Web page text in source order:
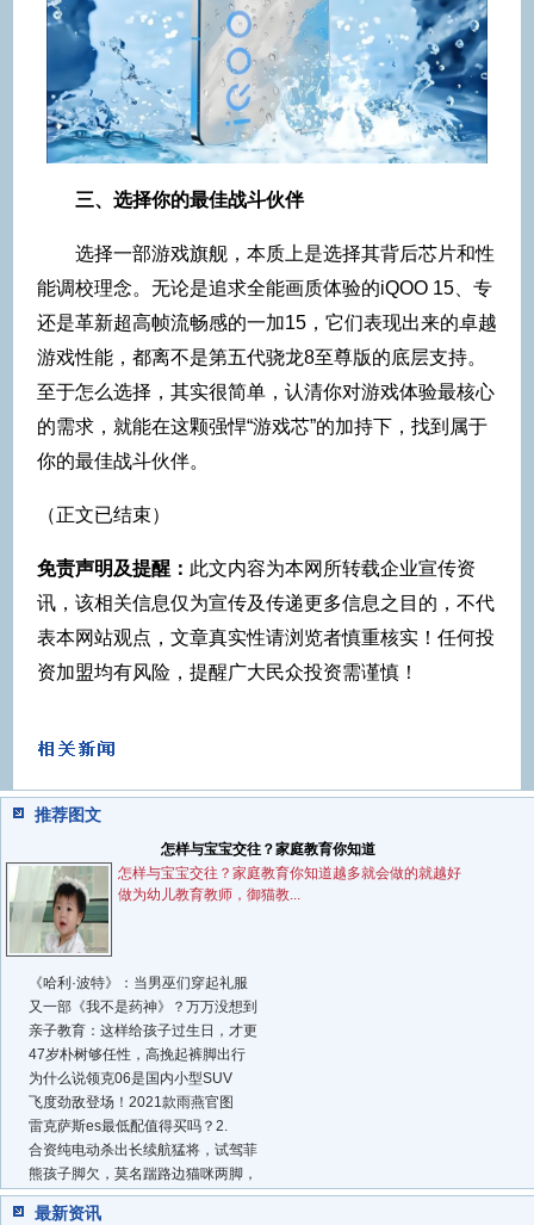
三、选择你的最佳战斗伙伴
选择一部游戏旗舰，本质上是选择其背后芯片和性
能调校理念。无论是追求全能画质体验的iQOO 15、专
还是革新超高帧流畅感的一加15，它们表现出来的卓越
游戏性能，都离不是第五代骁龙8至尊版的底层支持。
至于怎么选择，其实很简单，认清你对游戏体验最核心
的需求，就能在这颗强悍“游戏芯”的加持下，找到属于
你的最佳战斗伙伴。
（正文已结束）
免责声明及提醒： 此文内容为本网所转载企业宣传资
讯，该相关信息仅为宣传及传递更多信息之目的，不代
表本网站观点，文章真实性请浏览者慎重核实！任何投
资加盟均有风险，提醒广大民众投资需谨慎！
推荐图文
怎样与宝宝交往？家庭教育你知道
怎样与宝宝交往？家庭教育你知道越多就会做的就越好
做为幼儿教育教师，御猫教...
《哈利·波特》：当男巫们穿起礼服
又一部《我不是药神》？万万没想到
亲子教育：这样给孩子过生日，才更
47岁朴树够任性，高挽起裤脚出行
为什么说领克06是国内小型SUV
飞度劲敌登场！2021款雨燕官图
雷克萨斯es最低配值得买吗？2.
合资纯电动杀出长续航猛将，试驾菲
熊孩子脚欠，莫名踹路边猫咪两脚，
最新资讯